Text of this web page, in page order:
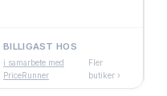
BILLIGAST HOS
i samarbete med
PriceRunner
Fler
butiker ›